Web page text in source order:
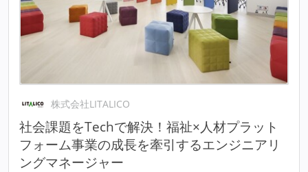
株式会社LITALICO
社会課題をTechで解決！福祉×人材プラット
フォーム事業の成長を牽引するエンジニアリ
ングマネージャー